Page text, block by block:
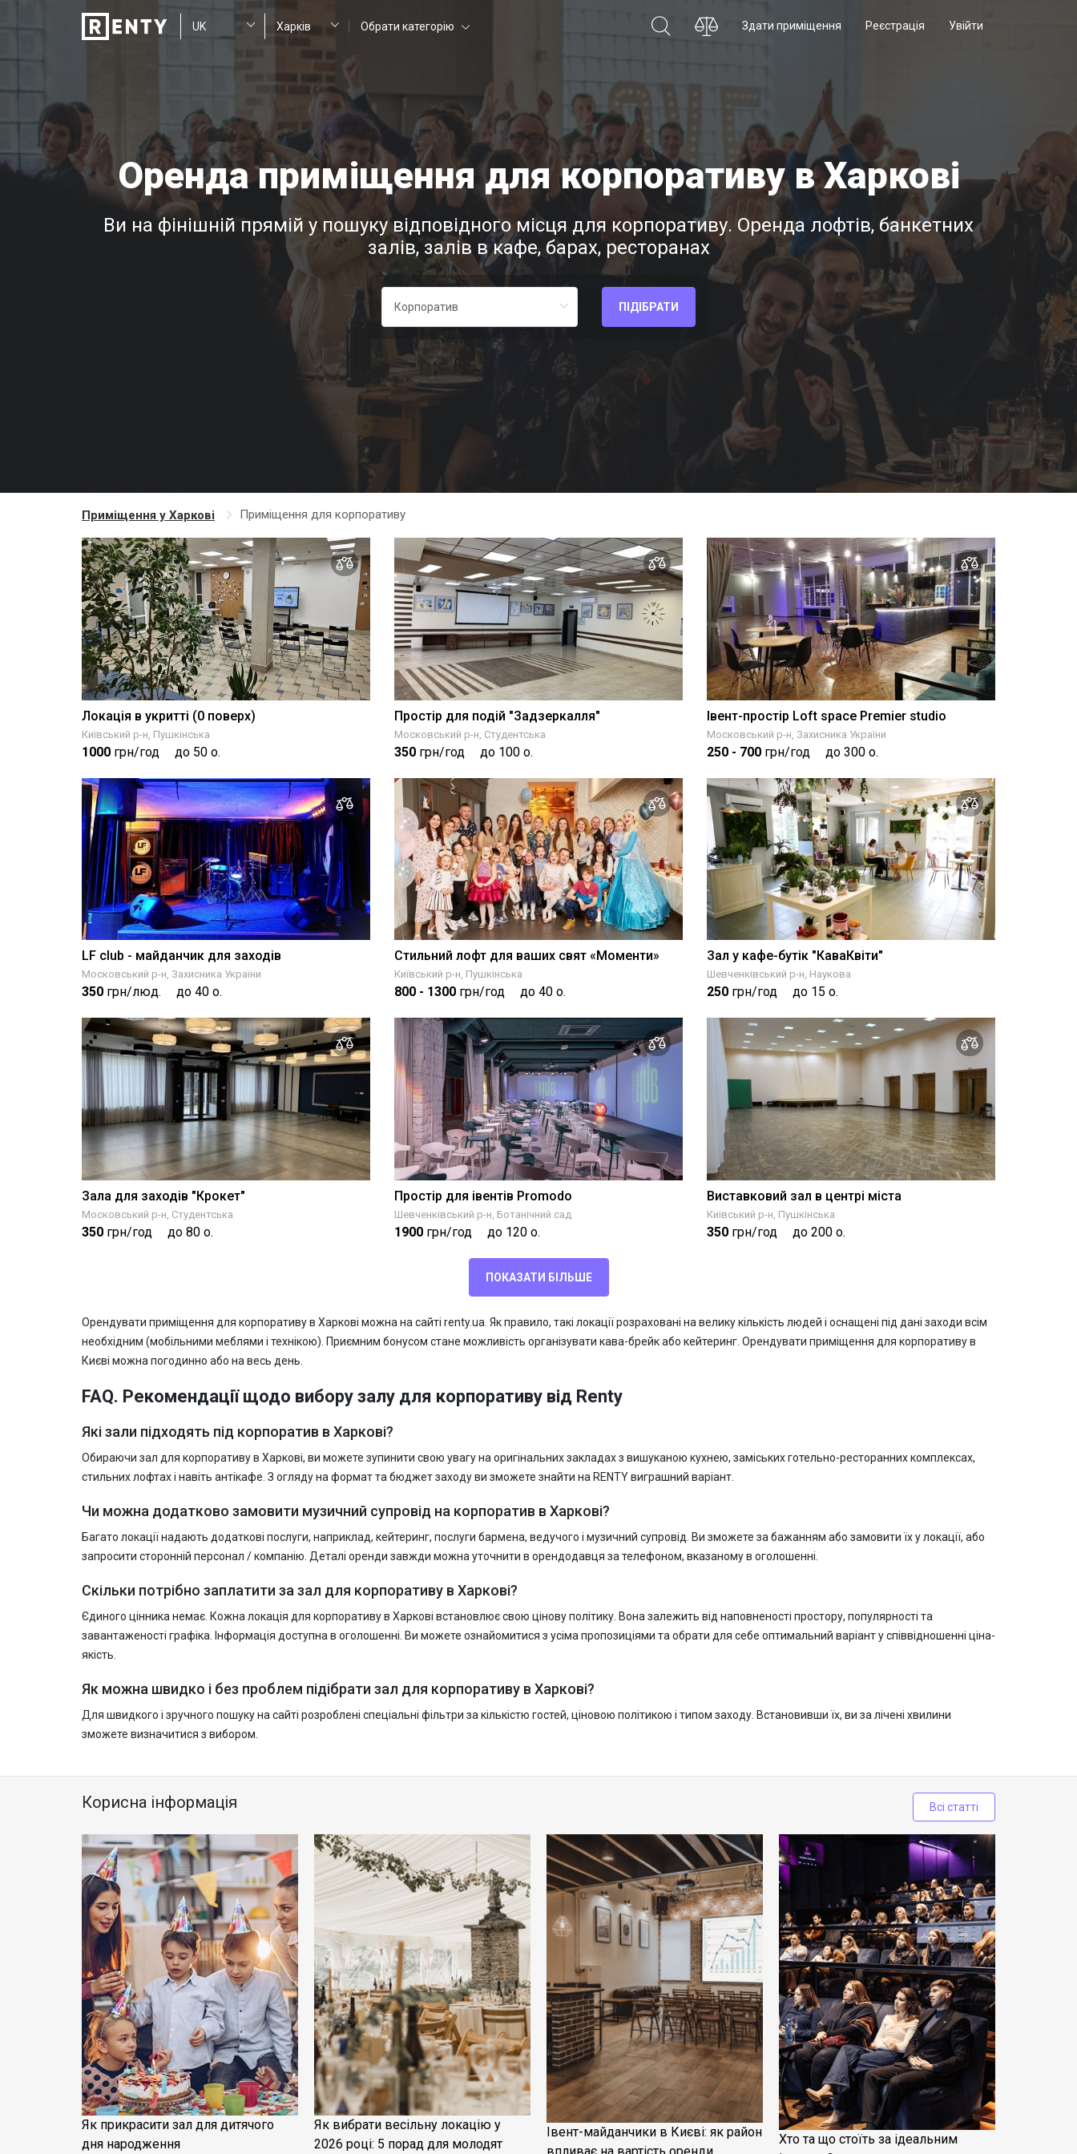
Обрати категорію Здати приміщення Реєстрація Увійти
Оренда приміщення для корпоративу в Харкові
Ви на фінішній прямій у пошуку відповідного місця для корпоративу. Оренда лофтів, банкетних
залів, залів в кафе, барах, ресторанах
ПІДІБРАТИ
Приміщення у Харкові Приміщення для корпоративу
Локація в укритті (0 поверх)
Київський р-н, Пушкінська
1000 грн/год до 50 о.
Простір для подій "Задзеркалля"
Московський р-н, Студентська
350 грн/год до 100 о.
Івент-простір Loft space Premier studio
Московський р-н, Захисника України
250 - 700 грн/год до 300 о.
LF club - майданчик для заходів
Московський р-н, Захисника України
350 грн/люд. до 40 о.
Стильний лофт для ваших свят «Моменти»
Київський р-н, Пушкінська
800 - 1300 грн/год до 40 о.
Зал у кафе-бутік "КаваКвіти"
Шевченківський р-н, Наукова
250 грн/год до 15 о.
Зала для заходів "Крокет"
Московський р-н, Студентська
350 грн/год до 80 о.
Простір для івентів Promodo
Шевченківський р-н, Ботанічний сад
1900 грн/год до 120 о.
Виставковий зал в центрі міста
Київський р-н, Пушкінська
350 грн/год до 200 о.
ПОКАЗАТИ БІЛЬШЕ
Орендувати приміщення для корпоративу в Харкові можна на сайті renty.ua. Як правило, такі локації розраховані на велику кількість людей і оснащені під дані заходи всім
необхідним (мобільними меблями і технікою). Приємним бонусом стане можливість організувати кава-брейк або кейтеринг. Орендувати приміщення для корпоративу в
Києві можна погодинно або на весь день.
FAQ. Рекомендації щодо вибору залу для корпоративу від Renty
Які зали підходять під корпоратив в Харкові?
Обираючи зал для корпоративу в Харкові, ви можете зупинити свою увагу на оригінальних закладах з вишуканою кухнею, заміських готельно-ресторанних комплексах,
стильних лофтах і навіть антікафе. З огляду на формат та бюджет заходу ви зможете знайти на RENTY виграшний варіант.
Чи можна додатково замовити музичний супровід на корпоратив в Харкові?
Багато локації надають додаткові послуги, наприклад, кейтеринг, послуги бармена, ведучого і музичний супровід. Ви зможете за бажанням або замовити їх у локації, або
запросити сторонній персонал / компанію. Деталі оренди завжди можна уточнити в орендодавця за телефоном, вказаному в оголошенні.
Скільки потрібно заплатити за зал для корпоративу в Харкові?
Єдиного цінника немає. Кожна локація для корпоративу в Харкові встановлює свою цінову політику. Вона залежить від наповненості простору, популярності та
завантаженості графіка. Інформація доступна в оголошенні. Ви можете ознайомитися з усіма пропозиціями та обрати для себе оптимальний варіант у співвідношенні ціна-
якість.
Як можна швидко і без проблем підібрати зал для корпоративу в Харкові?
Для швидкого і зручного пошуку на сайті розроблені спеціальні фільтри за кількістю гостей, ціновою політикою і типом заходу. Встановивши їх, ви за лічені хвилини
зможете визначитися з вибором.
Корисна інформація Всі статті
Як прикрасити зал для дитячого
дня народження
Як вибрати весільну локацію у
2026 році: 5 порад для молодят
Івент-майданчики в Києві: як район
Хто та що стоїть за ідеальним